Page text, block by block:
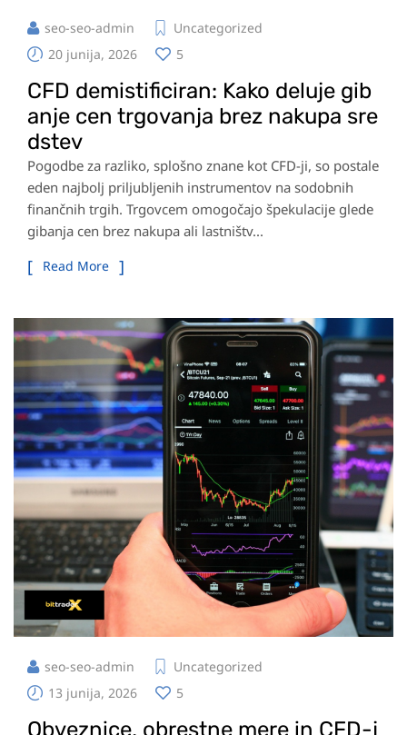
seo-seo-admin
Uncategorized
20 junija, 2026
5
CFD demistificiran: Kako deluje gib
anje cen trgovanja brez nakupa sre
dstev
Pogodbe za razliko, splošno znane kot CFD-ji, so postale
eden najbolj priljubljenih instrumentov na sodobnih
finančnih trgih. Trgovcem omogočajo špekulacije glede
gibanja cen brez nakupa ali lastništv...
Read More
seo-seo-admin
Uncategorized
13 junija, 2026
5
Obveznice, obrestne mere in CFD-j